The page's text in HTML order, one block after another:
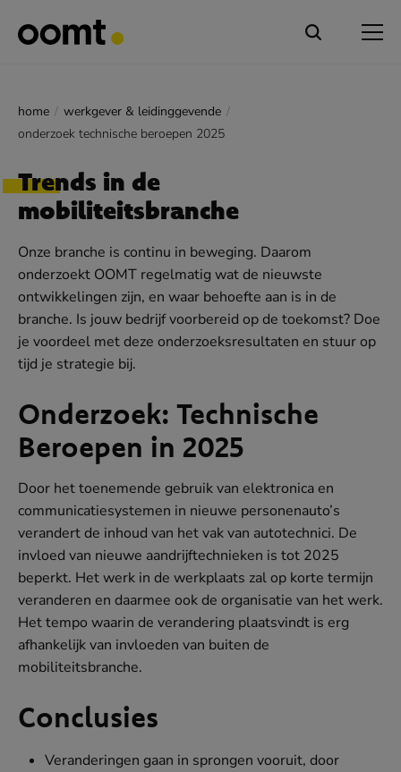
home
werkgever & leidinggevende
onderzoek technische beroepen 2025
Trends in de
mobiliteitsbranche
Onze branche is continu in beweging. Daarom
onderzoekt OOMT regelmatig wat de nieuwste
ontwikkelingen zijn, en waar behoefte aan is in de
branche. Is jouw bedrijf voorbereid op de toekomst? Doe
je voordeel met deze onderzoeksresultaten en stuur op
tijd je strategie bij.
Onderzoek: Technische
Beroepen in 2025
Door het toenemende gebruik van elektronica en
communicatiesystemen in nieuwe personenauto’s
verandert de inhoud van het vak van autotechnici. De
invloed van nieuwe aandrijftechnieken is tot 2025
beperkt. Het werk in de werkplaats zal op korte termijn
veranderen en daarmee ook de organisatie van het werk.
Het tempo waarin de verandering plaatsvindt is erg
afhankelijk van invloeden van buiten de
mobiliteitsbranche.
Conclusies
Veranderingen gaan in sprongen vooruit, door